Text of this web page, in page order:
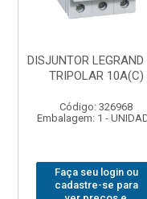
DISJUNTOR LEGRAND
TRIPOLAR 10A(C)
Código: 326968
Embalagem: 1 -
Faça seu login ou
cadastre-se para